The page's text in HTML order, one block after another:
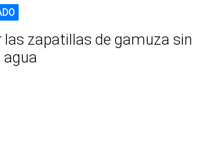
zapatillas de gamuza sin
agua